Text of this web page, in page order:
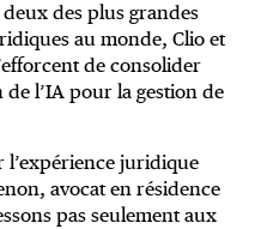
des plus grandes
au monde, Clio et
de consolider
l’IA pour la gestion de
l’expérience juridique
avocat en résidence
pas seulement aux